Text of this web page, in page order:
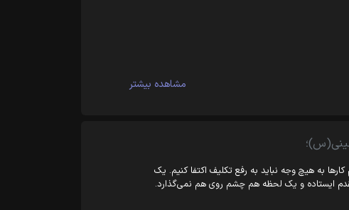
مشاهده بیشتر
به هیچ وجه نباید به رفع تکلیف اکتفا کنیم. یک
ایستاده و یک لحظه هم چشم روی هم نمی‌گذارد.